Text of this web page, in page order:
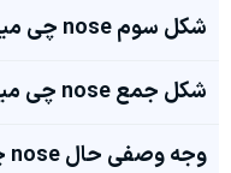
شکل سوم nose چی میشه؟
شکل جمع nose چی میشه؟
وجه وصفی حال nose چی میشه؟